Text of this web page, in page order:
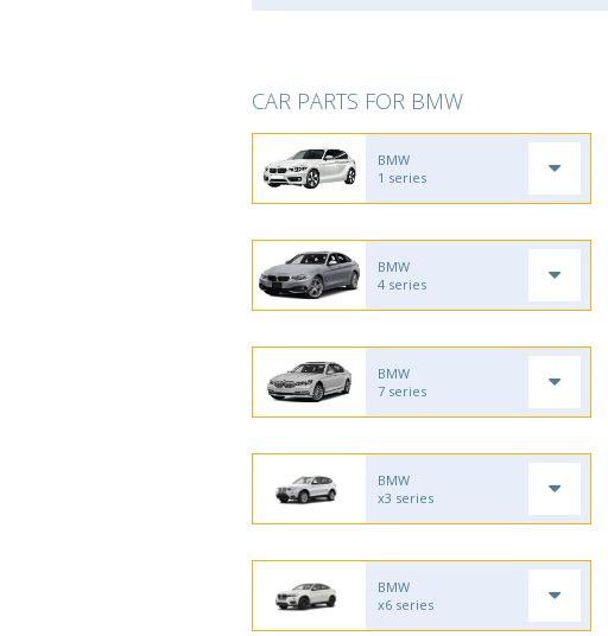
CAR PARTS FOR BMW
BMW
1 series
BMW
4 series
BMW
7 series
BMW
x3 series
BMW
x6 series